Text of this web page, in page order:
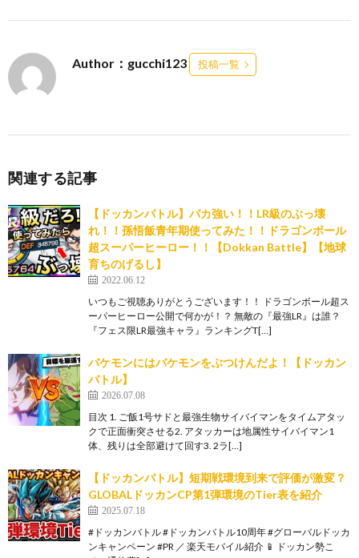
Author：gucchi123 投稿一覧
関連する記事
【ドッカンバトル】バカ強い！！LR級のぶっ壊
れ！！孫悟飯青年期使ってみた！！ドラゴンボール
超スーパーヒーロー！！【Dokkan Battle】【地球
育ちのげるし】
2022.06.12
いつもご視聴ありがとうございます！！ ドラゴンボール超ス
ーパーヒーロー公開で何かが！？ 無敵の『最強LR』は誰？
『フェス限LR最強キャラ』ランキングT[…]
バケモンにはバケモンをぶつけんだよ！【ドッカン
バトル】
2026.07.08
目次 1. ご飯1号サドと最強生物サイバイマンをタイムアタッ
クで正面衝突させる2. アタッカーは地属性サイバイマン1
体、残りは全部避けて回す3. 2ラ[…]
【ドッカンバトル】短期戦環境到来で評価が激変？
GLOBALドッカンCP第1弾環境のTier表を紹介
2025.07.18
#ドッカンバトル #ドッカンバトル10周年 #グローバルドッカ
ンキャンペーン #PR ／ 楽天モバイル紹介 📱 ドッカン勢こ